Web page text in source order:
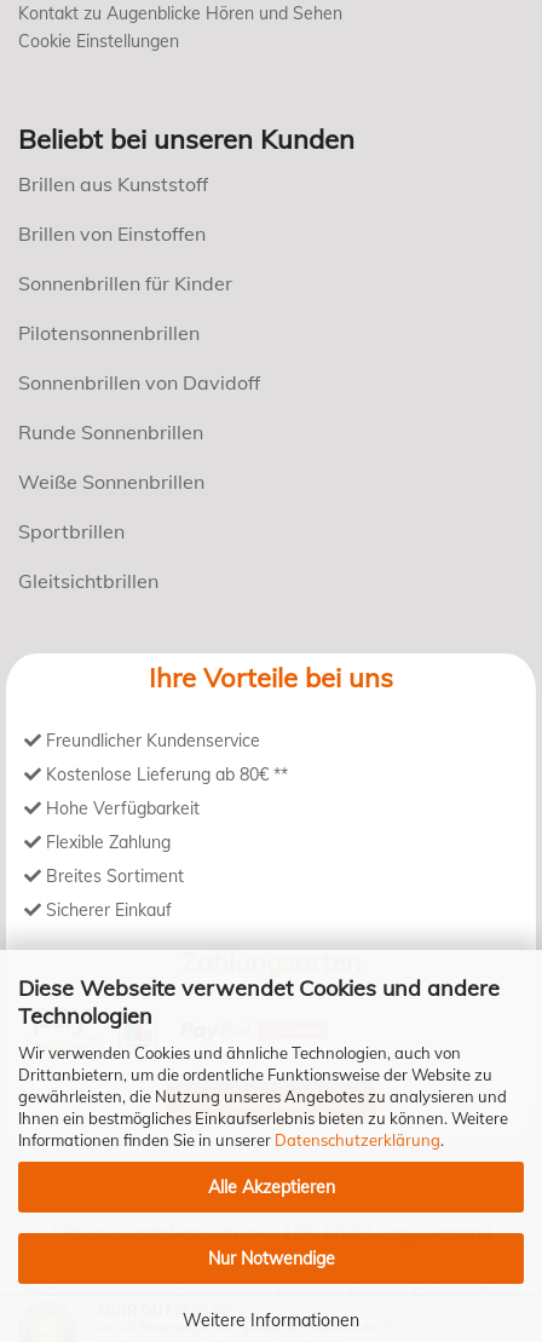
Diese Webseite verwendet Cookies und andere
Technologien
Wir verwenden Cookies und ähnliche Technologien, auch von
Drittanbietern, um die ordentliche Funktionsweise der Website zu
gewährleisten, die Nutzung unseres Angebotes zu analysieren und
Ihnen ein bestmögliches Einkaufserlebnis bieten zu können. Weitere
Informationen finden Sie in unserer Datenschutzerklärung.
Alle Akzeptieren
Nur Notwendige
Weitere Informationen
Kontakt zu Augenblicke Hören und Sehen
Cookie Einstellungen
Beliebt bei unseren Kunden
Brillen aus Kunststoff
Brillen von Einstoffen
Sonnenbrillen für Kinder
Pilotensonnenbrillen
Sonnenbrillen von Davidoff
Runde Sonnenbrillen
Weiße Sonnenbrillen
Sportbrillen
Gleitsichtbrillen
Ihre Vorteile bei uns
Freundlicher Kundenservice
Kostenlose Lieferung ab 80€ **
Hohe Verfügbarkeit
Flexible Zahlung
Breites Sortiment
Sicherer Einkauf
Bestellung widerrufen
* Preise verstehen sich inkl. 19% MwSt. zzgl.Versand
Widerrufs!
(4.98 / 5)
Bewertungen bei: google.de, shopvote.de ⓘ